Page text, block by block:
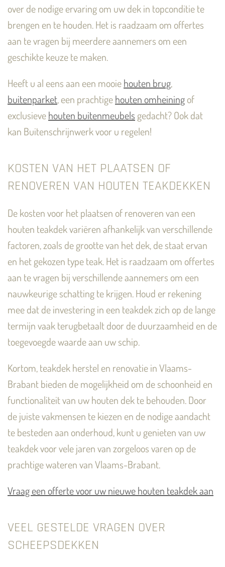
over de nodige ervaring om uw dek in topconditie te
brengen en te houden. Het is raadzaam om offertes
aan te vragen bij meerdere aannemers om een
geschikte keuze te maken.
Heeft u al eens aan een mooiehouten brug,
buitenparket, een prachtigehouten omheiningof
exclusievehouten buitenmeubels gedacht? Ook dat
kan Buitenschrijnwerk voor u regelen!
KOSTEN VAN HET PLAATSEN OF
RENOVEREN VAN HOUTEN TEAKDEKKEN
De kosten voor het plaatsen of renoveren van een
houten teakdek variëren afhankelijk van verschillende
factoren, zoals de grootte van het dek, de staat ervan
en het gekozen type teak. Het is raadzaam om offertes
aan te vragen bij verschillende aannemers om een
nauwkeurige schatting te krijgen. Houd er rekening
mee dat de investering in een teakdek zich op de lange
termijn vaak terugbetaalt door de duurzaamheid en de
toegevoegde waarde aan uw schip.
Kortom, teakdek herstel en renovatie in Vlaams-
Brabant bieden de mogelijkheid om de schoonheid en
functionaliteit van uw houten dek te behouden. Door
de juiste vakmensen te kiezen en de nodige aandacht
te besteden aan onderhoud, kunt u genieten van uw
teakdek voor vele jaren van zorgeloos varen op de
prachtige wateren van Vlaams-Brabant.
Vraag een offerte voor uw nieuwe houten teakdek aan
VEEL GESTELDE VRAGEN OVER
SCHEEPSDEKKEN